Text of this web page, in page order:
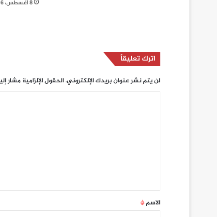
8 أغسطس، 2026
اترك تعليقاً
لن يتم نشر عنوان بريدك الإلكتروني.الحقول الإلزامية مشار
*
الاسم*